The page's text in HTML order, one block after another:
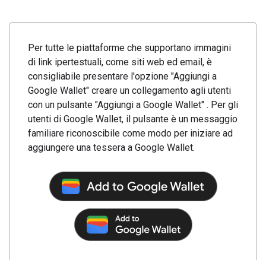
Per tutte le piattaforme che supportano immagini
di link ipertestuali, come siti web ed email, è
consigliabile presentare l'opzione "Aggiungi a
Google Wallet" creare un collegamento agli utenti
con un pulsante "Aggiungi a Google Wallet" . Per gli
utenti di Google Wallet, il pulsante è un messaggio
familiare riconoscibile come modo per iniziare ad
aggiungere una tessera a Google Wallet.